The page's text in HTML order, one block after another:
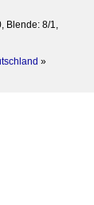
Blende: 8/1,
»